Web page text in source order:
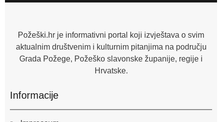
o
f
Požeški.hr je informativni portal koji izvještava o svim
aktualnim društvenim i kulturnim pitanjima na području
Grada Požege, Požeško slavonske županije, regije i
Hrvatske.
Informacije